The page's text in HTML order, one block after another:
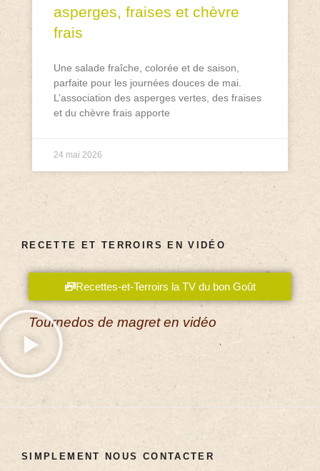
asperges, fraises et chèvre
frais
Une salade fraîche, colorée et de saison,
parfaite pour les journées douces de mai.
L’association des asperges vertes, des fraises
et du chèvre frais apporte
24 mai 2026
RECETTE ET TERROIRS EN VIDÉO
Recettes-et-Terroirs la TV du bon Goût
Tournedos de magret en vidéo
SIMPLEMENT NOUS CONTACTER